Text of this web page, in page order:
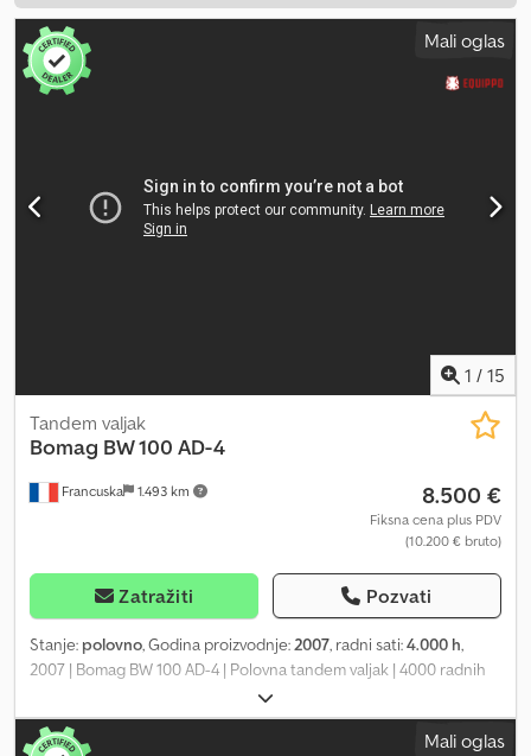
Mali oglas
1 / 15
Francuska 1.493 km
Tandem valjak
Bomag BW 100 AD-4
8.500 €
Fiksna cena plus PDV
(10.200 € bruto)
Zatražiti Pozvati
Stanje: polovno, Godina proizvodnje: 2007, radni sati:4.000 h,
2007 | Bomag BW 100 AD-4 | Polovna tandem valjak | 4000 radnih
sati 📍 Lokacija: Francuska 🚛 Isporuka moguća na vašu adresu –
koristite naš kalkulator za procenu troškova transporta! 💰 Kupi
odmah za 8.500 EUR ili pošaljite ponudu. Plaćanje pri isporuciMali oglas